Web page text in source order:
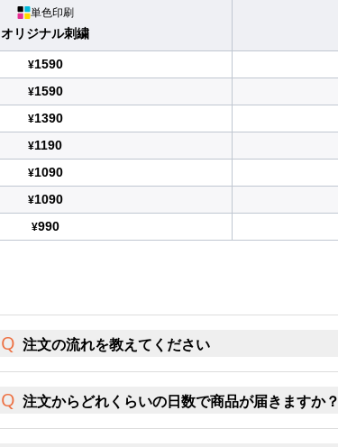
単色印刷
オリジナル刺繍
¥1590
¥1590
¥1390
¥1190
¥1090
¥1090
¥990
注文の流れを教えてください
注文からどれくらいの日数で商品が届きますか？